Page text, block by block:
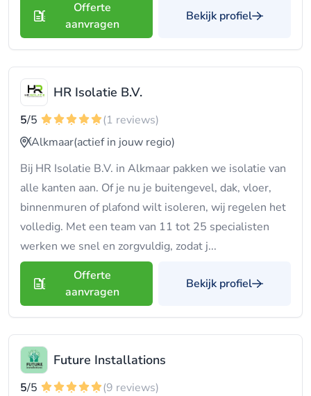
Offerte
aanvragen
Bekijk profiel
HR Isolatie B.V.
5/5
(1 reviews)
Alkmaar(actief in jouw regio)
Bij HR Isolatie B.V. in Alkmaar pakken we isolatie van
alle kanten aan. Of je nu je buitengevel, dak, vloer,
binnenmuren of plafond wilt isoleren, wij regelen het
volledig. Met een team van 11 tot 25 specialisten
werken we snel en zorgvuldig, zodat j...
Offerte
aanvragen
Bekijk profiel
Future Installations
5/5
(9 reviews)